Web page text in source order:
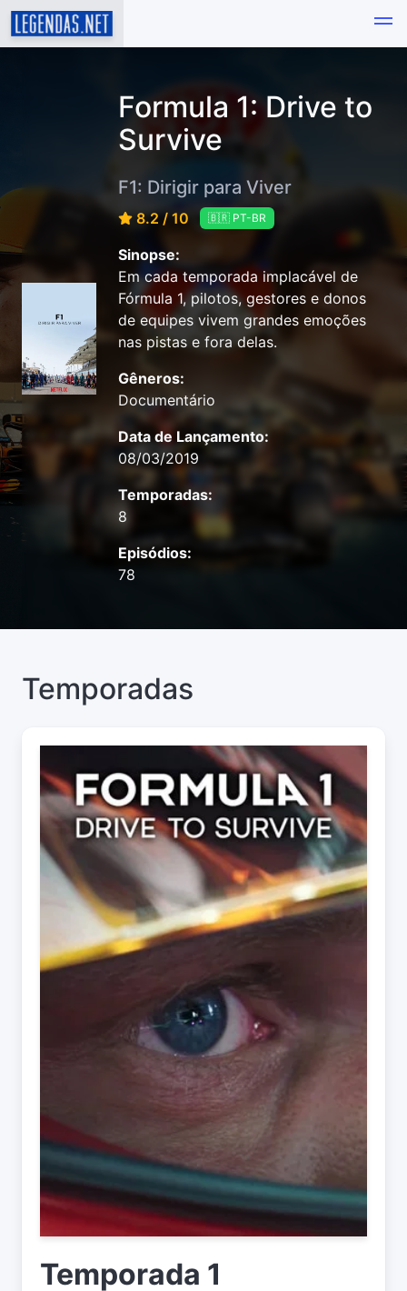
Formula 1: Drive to
Survive
F1: Dirigir para Viver
8.2 / 10 🇧🇷 PT-BR
Sinopse:
Em cada temporada implacável de
Fórmula 1, pilotos, gestores e donos
de equipes vivem grandes emoções
nas pistas e fora delas.
Gêneros:
Documentário
Data de Lançamento:
08/03/2019
Temporadas:
8
Episódios:
78
Temporadas
Temporada 1